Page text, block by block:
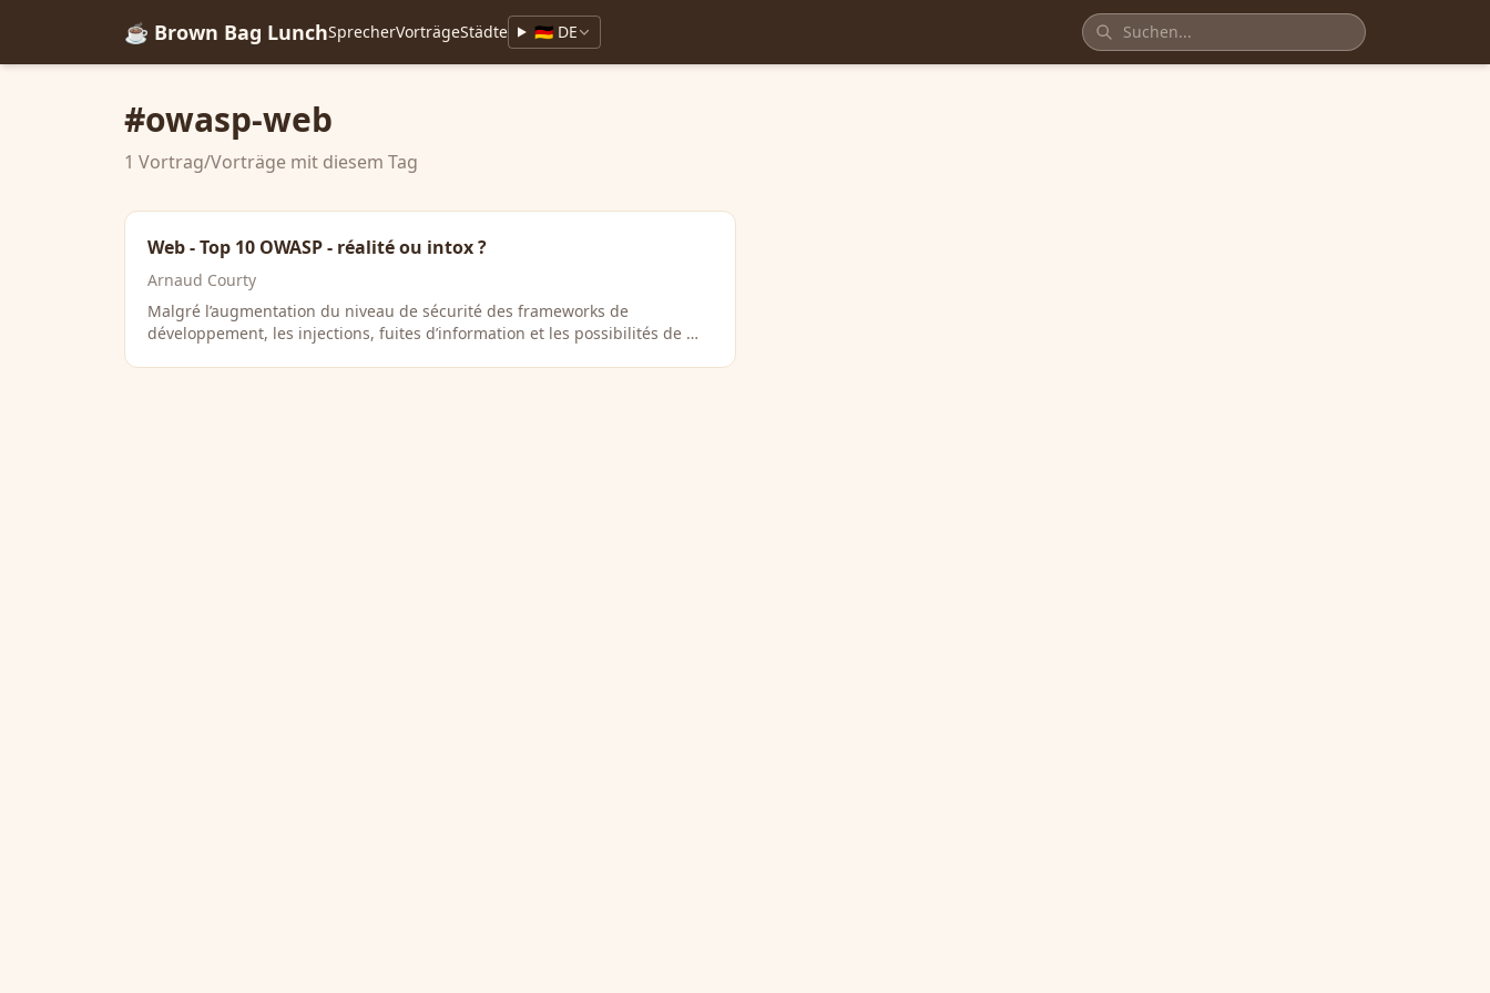
☕ Brown Bag LunchSprecherVorträgeStädte 🇩🇪 DE
#owasp-web
1 Vortrag/Vorträge mit diesem Tag
Web - Top 10 OWASP - réalité ou intox ?
Arnaud Courty
Malgré l’augmentation du niveau de sécurité des frameworks de
développement, les injections, fuites d’information et les possibilités de …